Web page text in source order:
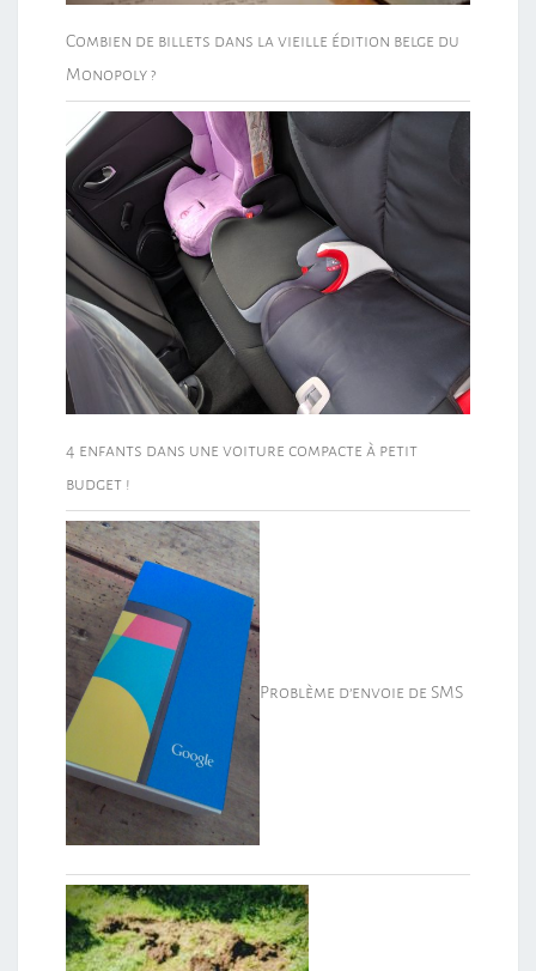
Combien de billets dans la vieille édition belge du
Monopoly ?
4 enfants dans une voiture compacte à petit
budget !
Problème d’envoie de SMS